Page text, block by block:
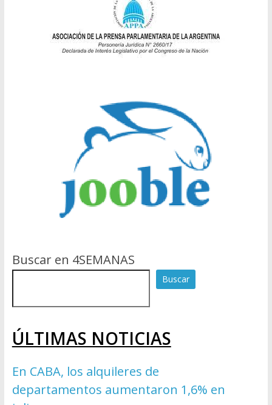
Buscar en 4SEMANAS
Buscar
ÚLTIMAS NOTICIAS
En CABA, los alquileres de
departamentos aumentaron 1,6% en